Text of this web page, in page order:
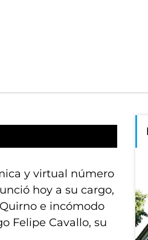
y virtual número
hoy a su cargo,
e incómodo
Felipe Cavallo, su